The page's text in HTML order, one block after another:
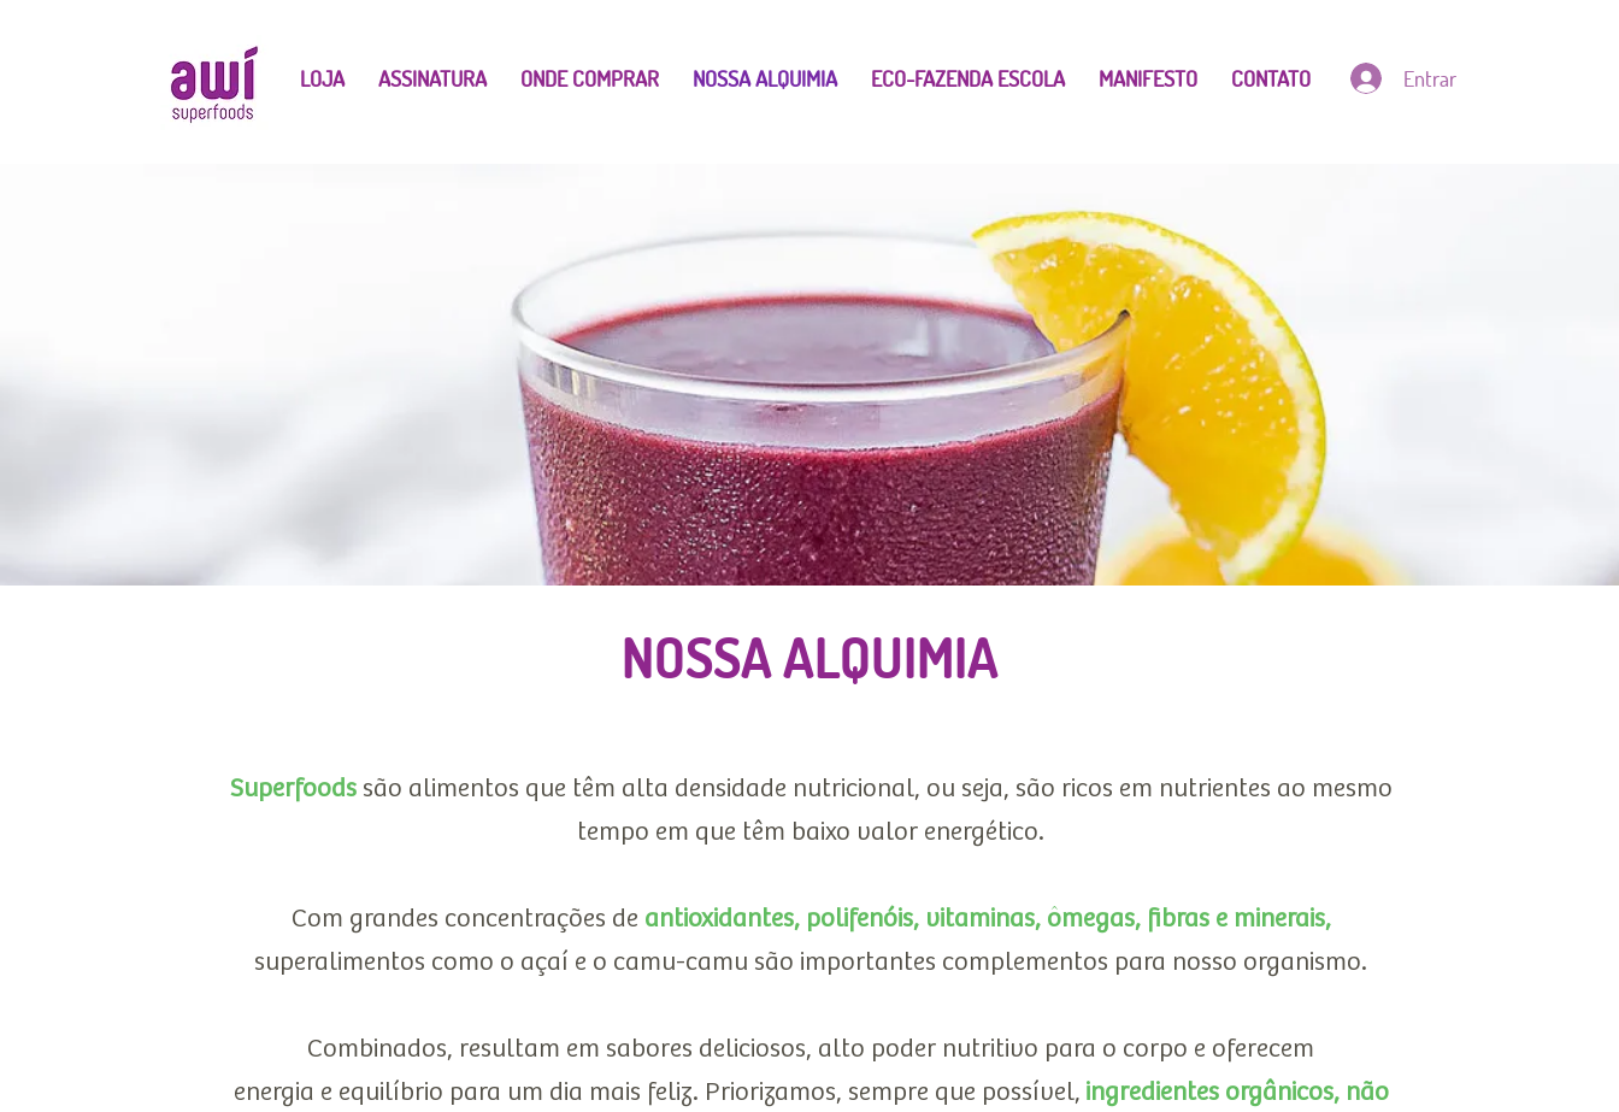
LOJA ASSINATURA ONDE COMPRAR NOSSA ALQUIMIA ECO-FAZENDA ESCOLA MANIFESTO CONTATO Entrar
NOSSA ALQUIMIA
Superfoodssão alimentos que têm alta densidade nutricional, ou seja, são ricos em nutrientes ao mesmo
tempo em que têm baixo valor energético.
Com grandes concentrações de antioxidantes, polifenóis, vitaminas, ômegas, fibras e minerais,
superalimentos como o açaí e o camu-camu são importantes complementos para nosso organismo.
Combinados, resultam em sabores deliciosos, alto poder nutritivo para o corpo e oferecem
energia e equilíbrio para um dia mais feliz. Priorizamos, sempre que possível, ingredientes orgânicos, não